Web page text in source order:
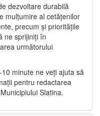
dezvoltare durabilă
mulțumire al cetățenilor
precum și prioritățile
ne sprijiniți în
următorului
minute ne veți ajuta să
pentru redactarea
Slatina.